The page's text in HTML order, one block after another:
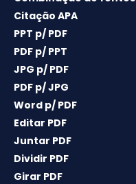
Citação APA
PPT p/ PDF
PDF p/ PPT
JPG p/ PDF
PDF p/ JPG
Word p/ PDF
Editar PDF
Juntar PDF
Dividir PDF
Girar PDF